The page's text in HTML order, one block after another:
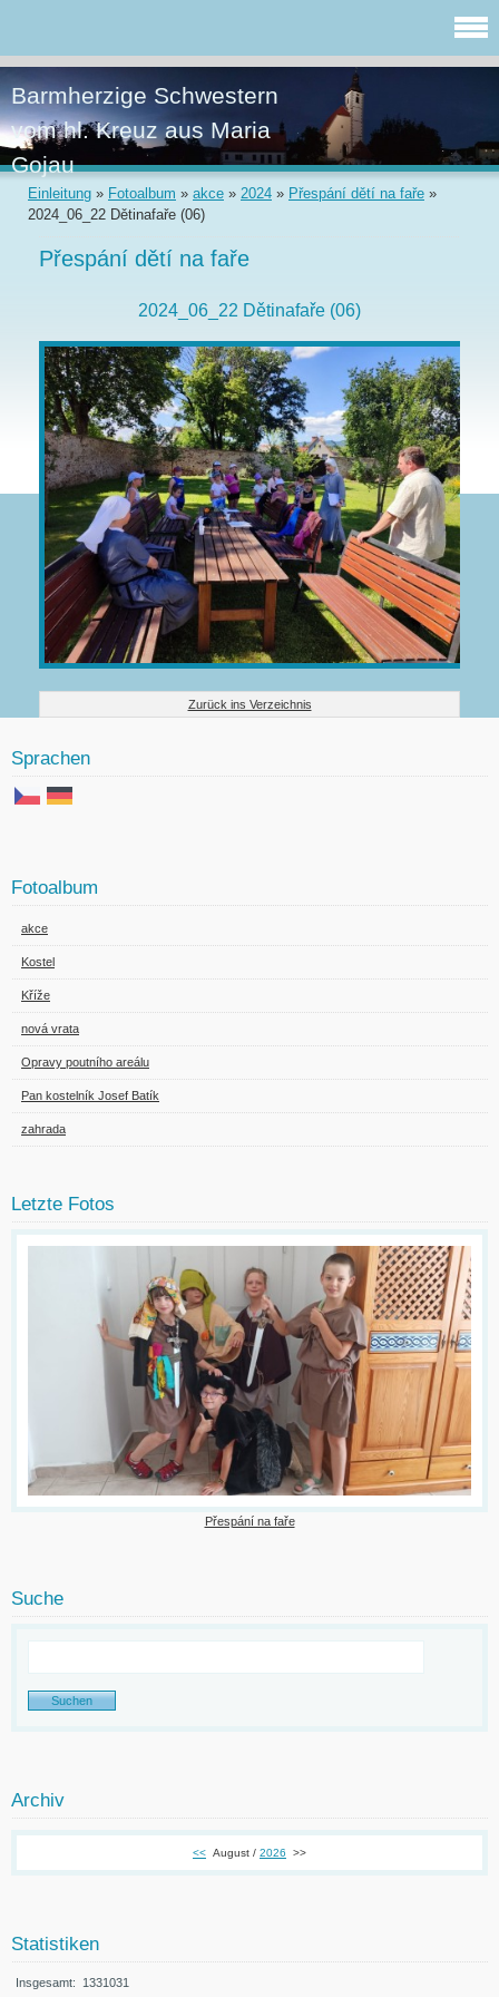
Barmherzige Schwestern
vom hl. Kreuz aus Maria
Gojau
Einleitung » Fotoalbum » akce » 2024 » Přespání dětí na faře »
2024_06_22 Dětinafaře (06)
Přespání dětí na faře
2024_06_22 Dětinafaře (06)
Zurück ins Verzeichnis
Sprachen
Fotoalbum
akce
Kostel
Kříže
nová vrata
Opravy poutního areálu
Pan kostelník Josef Batík
zahrada
Letzte Fotos
Přespání na faře
Suche
Archiv
<< August / 2026 >>
Statistiken
Insgesamt: 1331031